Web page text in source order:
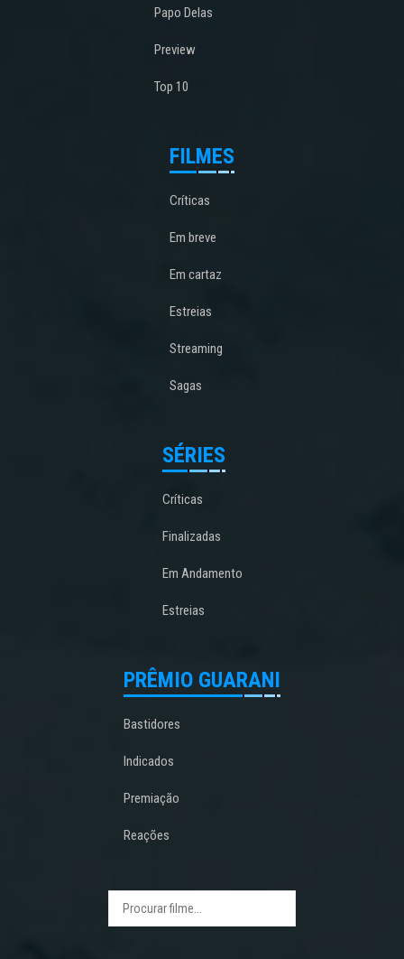
Papo Delas
Preview
Top 10
FILMES
Críticas
Em breve
Em cartaz
Estreias
Streaming
Sagas
SÉRIES
Críticas
Finalizadas
Em Andamento
Estreias
PRÊMIO GUARANI
Bastidores
Indicados
Premiação
Reações